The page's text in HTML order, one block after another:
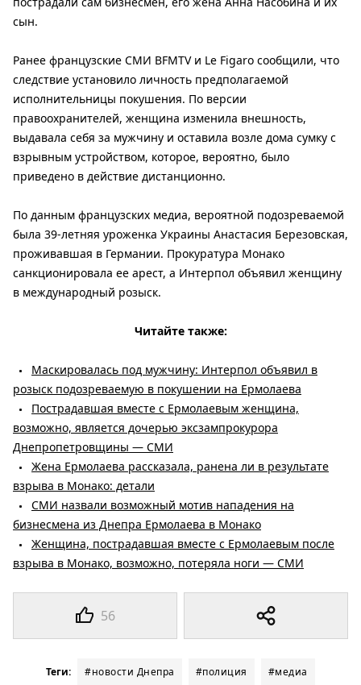
56
сын.
Ранее французские СМИ BFMTV и Le Figaro сообщили, что
следствие установило личность предполагаемой
исполнительницы покушения. По версии
правоохранителей, женщина изменила внешность,
выдавала себя за мужчину и оставила возле дома сумку с
взрывным устройством, которое, вероятно, было
приведено в действие дистанционно.
По данным французских медиа, вероятной подозреваемой
была 39-летняя уроженка Украины Анастасия Березовская,
проживавшая в Германии. Прокуратура Монако
санкционировала ее арест, а Интерпол объявил женщину
в международный розыск.
Читайте также:
Маскировалась под мужчину: Интерпол объявил в
розыск подозреваемую в покушении на Ермолаева
Пострадавшая вместе с Ермолаевым женщина,
возможно, является дочерью эксзампрокурора
Днепропетровщины — СМИ
Жена Ермолаева рассказала, ранена ли в результате
взрыва в Монако: детали
СМИ назвали возможный мотив нападения на
бизнесмена из Днепра Ермолаева в Монако
Женщина, пострадавшая вместе с Ермолаевым после
взрыва в Монако, возможно, потеряла ноги — СМИ
Теги: #новости Днепра #полиция #медиа